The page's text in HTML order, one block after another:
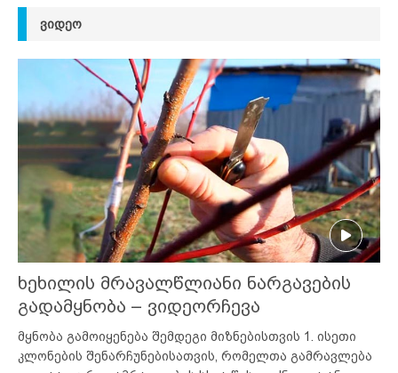
ᲕᲘᲓᲔᲝ
ხეხილის მრავალწლიანი ნარგავების
გადამყნობა – ვიდეორჩევა
მყნობა გამოიყენება შემდეგი მიზნებისთვის 1. ისეთი
კლონების შენარჩუნებისათვის, რომელთა გამრავლება